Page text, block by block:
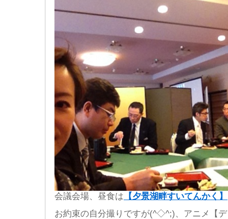
会議会場、昼食は 【夕景湖畔すいてんかく】
お約束の自分撮りですが(^◇^;)、アニメ【